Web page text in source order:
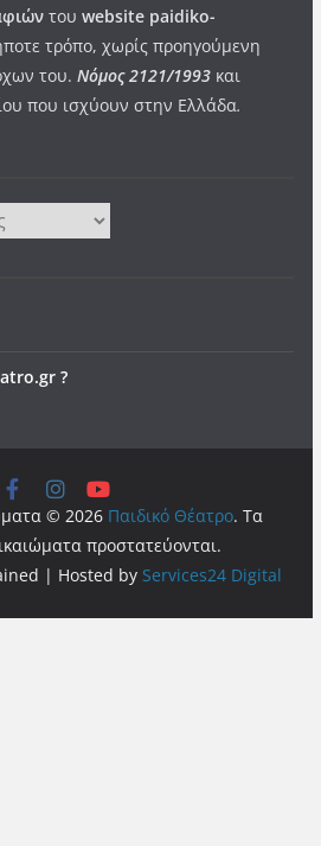
του website paidiko-
τρόπο, χωρίς προηγούμενη
του. Νόμος 2121/1993και
που ισχύουν στην Ελλάδα.
?
© 2026 Παιδικό Θέατρο. Τα
προστατεύονται.
| Hosted by Services24 Digital